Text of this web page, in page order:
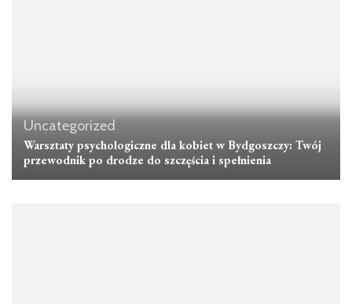
Uncategorized
Warsztaty psychologiczne dla kobiet w Bydgoszczy: Twój
przewodnik po drodze do szczęścia i spełnienia